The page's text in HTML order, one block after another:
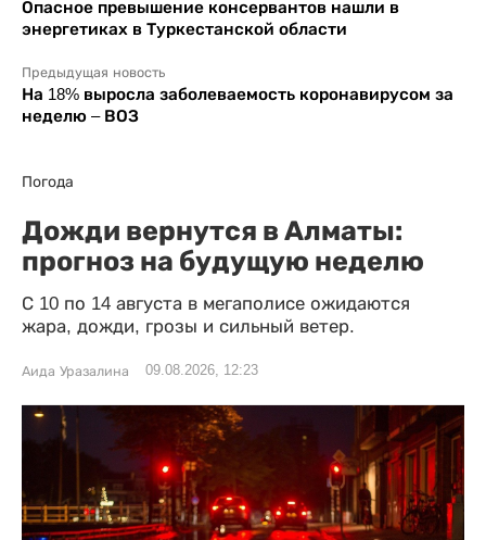
Опасное превышение консервантов нашли в
энергетиках в Туркестанской области
Предыдущая новость
На 18% выросла заболеваемость коронавирусом за
неделю – ВОЗ
Погода
Дожди вернутся в Алматы:
прогноз на будущую неделю
С 10 по 14 августа в мегаполисе ожидаются
жара, дожди, грозы и сильный ветер.
Аида Уразалина 09.08.2026, 12:23